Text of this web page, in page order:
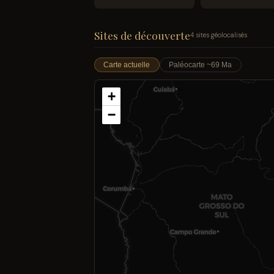
Sites de découverte4 sites géolocalisés
Carte actuelle Paléocarte ~69 Ma
+
−